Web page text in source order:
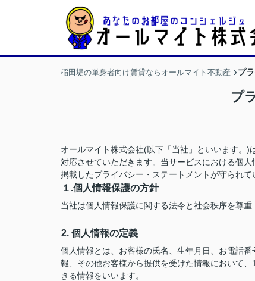
稲田堤の単身者向け賃貸ならオールマイト不動産 プ
プ
オールマイト株式会社(以下「当社」といいます。
対応させていただきます。当サービスにおける個
掲載したプライバシー・ステートメントが守られ
１.個人情報保護の方針
当社は個人情報保護に関する法令と社会秩序を尊
2. 個人情報の定義
個人情報とは、お客様の氏名、生年月日、お電話
報、その他お客様から提供を受けた情報において
きる情報をいいます。